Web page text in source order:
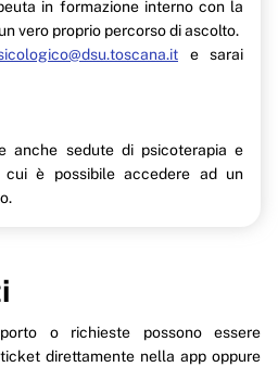
in formazione interno con la
vero proprio percorso di ascolto.
e sarai
anche sedute di psicoterapia e
è possibile accedere ad un
o richieste possono essere
direttamente nella app oppure